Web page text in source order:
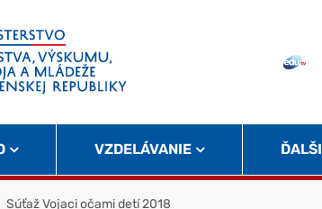
EDU
VZDELÁVANIE
Súťaž Vojaci očami detí 2018